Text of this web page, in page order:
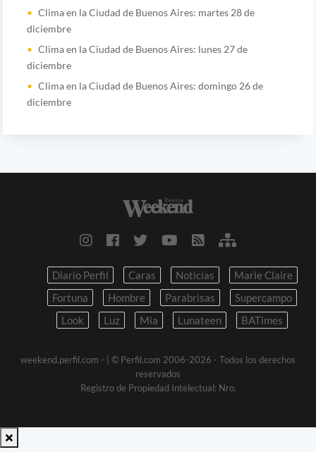
Clima en la Ciudad de Buenos Aires: martes 28 de
diciembre
Clima en la Ciudad de Buenos Aires: lunes 27 de
diciembre
Clima en la Ciudad de Buenos Aires: domingo 26 de
diciembre
Diario Perfil Caras Noticias
Marie Claire
Fortuna
Hombre Parabrisas
Supercampo
Look
Luz Mia Lunateen BATimes
weekend.perfil.com -
| © Perfil.com 2006-2026 - Todos los derechos
reservados
Registro de Propiedad Intelectual: Nro.